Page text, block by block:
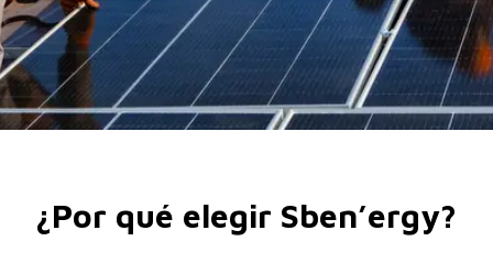
¿Por qué elegir Sben’ergy?